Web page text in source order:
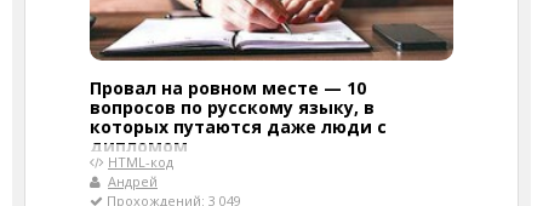
Провал на ровном месте — 10
вопросов по русскому языку, в
которых путаются даже люди с
дипломом
HTML-код
Андрей
Прохождений: 3 049